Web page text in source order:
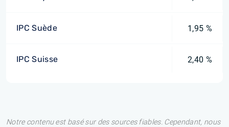
IPC Suède 1,95 %
IPC Suisse 2,40 %
Notre contenu est basé sur des sources fiables. Cependant, nous